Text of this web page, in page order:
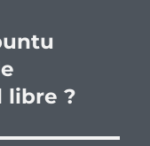
libre ?